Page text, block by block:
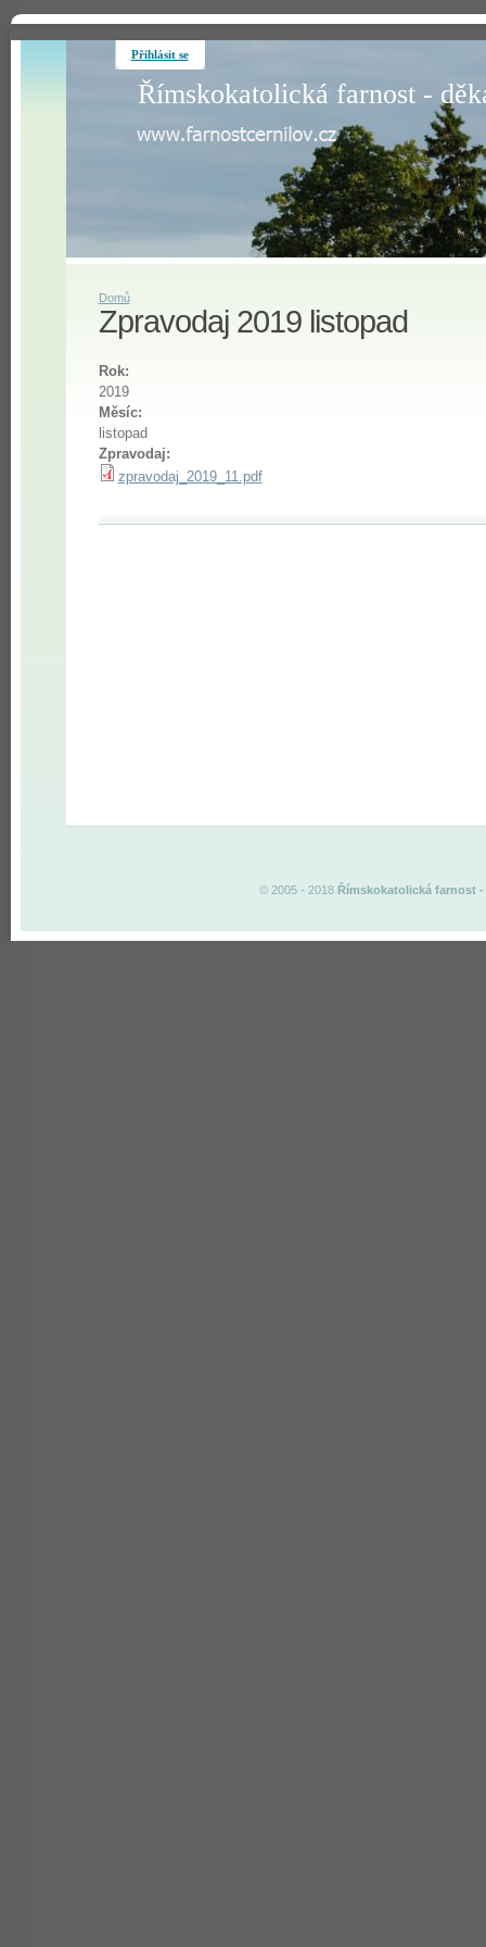
Přihlásit se
Římskokatolická farnost -
Domů
Zpravodaj 2019 listopad
Rok:
2019
Měsíc:
listopad
Zpravodaj:
zpravodaj_2019_11.pdf
© 2005 - 2018 Římskokatolická farnost -